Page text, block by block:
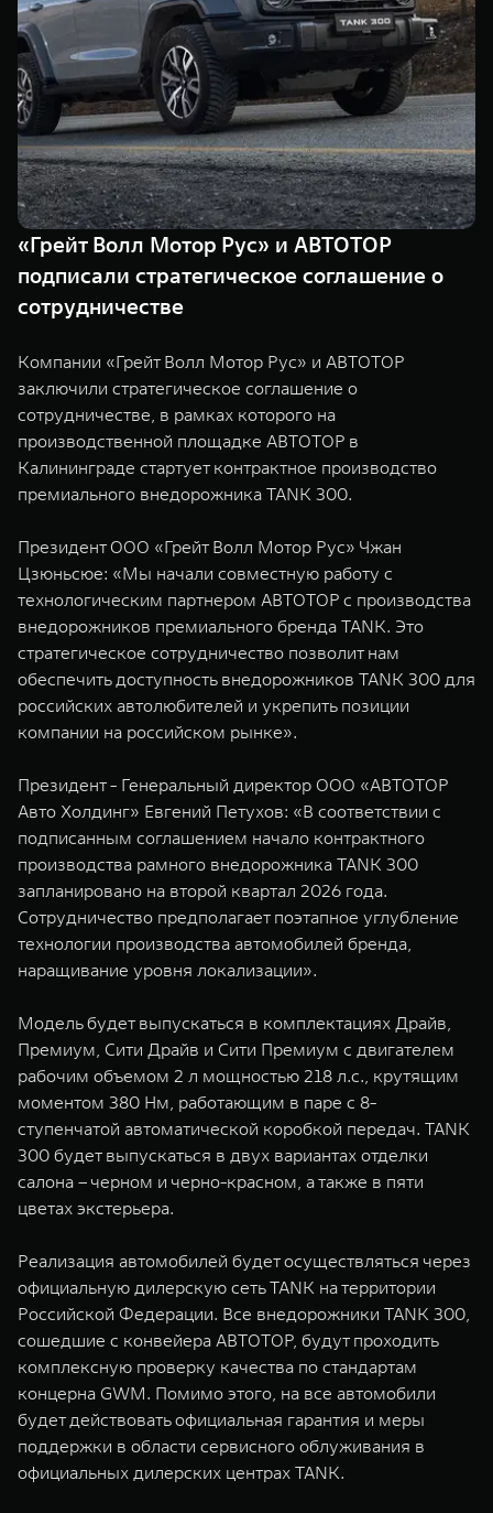
TANK 500
Веди за собой
от 6 499 000 ₽
TANK 700
Сила
от 10 199
Расширяя границы комфорта
от 6 149 000 ₽
WEY 80
от 6 449 000 ₽
WEY 80
от 8 099
TANK Финансы
Корпоративным клиентам
TANK ФИНАНСЫ
TANK Кредит
TANK Лизинг
TANK Страхование
Сервис
Специальные предложения
Моторные масла
ЦИФРОВЫЕ СЕРВИСЫ TANK
Цифровые сервисы TANK
Подписки
«Грейт Волл Мотор Рус» и АВТОТОР
подписали стратегическое соглашение о
сотрудничестве
Компании «Грейт Волл Мотор Рус» и АВТОТОР
заключили стратегическое соглашение о
сотрудничестве, в рамках которого на
производственной площадке АВТОТОР в
Калининграде стартует контрактное производство
премиального внедорожника TANK 300.
Президент ООО «Грейт Волл Мотор Рус» Чжан
Цзюньсюе: «Мы начали совместную работу с
технологическим партнером АВТОТОР c производства
внедорожников премиального бренда TANK. Это
стратегическое сотрудничество позволит нам
обеспечить доступность внедорожников TANK 300 для
российских автолюбителей и укрепить позиции
компании на российском рынке».
Президент - Генеральный директор ООО «АВТОТОР
Авто Холдинг» Евгений Петухов: «В соответствии с
подписанным соглашением начало контрактного
производства рамного внедорожника TANK 300
запланировано на второй квартал 2026 года.
Сотрудничество предполагает поэтапное углубление
технологии производства автомобилей бренда,
наращивание уровня локализации».
Модель будет выпускаться в комплектациях Драйв,
Премиум, Сити Драйв и Сити Премиум с двигателем
рабочим объемом 2 л мощностью 218 л.с., крутящим
моментом 380 Нм, работающим в паре с 8-
ступенчатой автоматической коробкой передач. TANK
300 будет выпускаться в двух вариантах отделки
салона – черном и черно-красном, а также в пяти
цветах экстерьера.
Реализация автомобилей будет осуществляться через
официальную дилерскую сеть TANK на территории
Российской Федерации. Все внедорожники TANK 300,
сошедшие с конвейера АВТОТОР, будут проходить
комплексную проверку качества по стандартам
концерна GWM. Помимо этого, на все автомобили
будет действовать официальная гарантия и меры
поддержки в области сервисного облуживания в
официальных дилерских центрах TANK.